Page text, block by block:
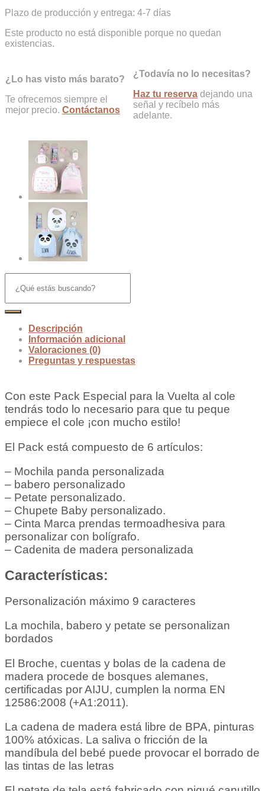
Plazo de producción y entrega: 4-7 días
Este producto no está disponible porque no quedan
existencias.
¿Lo has visto más barato?
Te ofrecemos siempre el
mejor precio. Contáctanos
¿Todavía no lo necesitas?
Haz tu reserva dejando una
señal y recíbelo más
adelante.
Descripción
Información adicional
Valoraciones (0)
Preguntas y respuestas
Con este Pack Especial para la Vuelta al cole
tendrás todo lo necesario para que tu peque
empiece el cole ¡con mucho estilo!
El Pack está compuesto de 6 artículos:
– Mochila panda personalizada
– babero personalizado
– Petate personalizado.
– Chupete Baby personalizado.
– Cinta Marca prendas termoadhesiva para
personalizar con bolígrafo.
– Cadenita de madera personalizada
Características:
Personalización máximo 9 caracteres
La mochila, babero y petate se personalizan
bordados
El Broche, cuentas y bolas de la cadena de
madera procede de bosques alemanes,
certificadas por AIJU, cumplen la norma EN
12586:2008 (+A1:2011).
La cadena de madera está libre de BPA, pinturas
100% atóxicas. La saliva o fricción de la
mandíbula del bebé puede provocar el borrado de
las tintas de las letras